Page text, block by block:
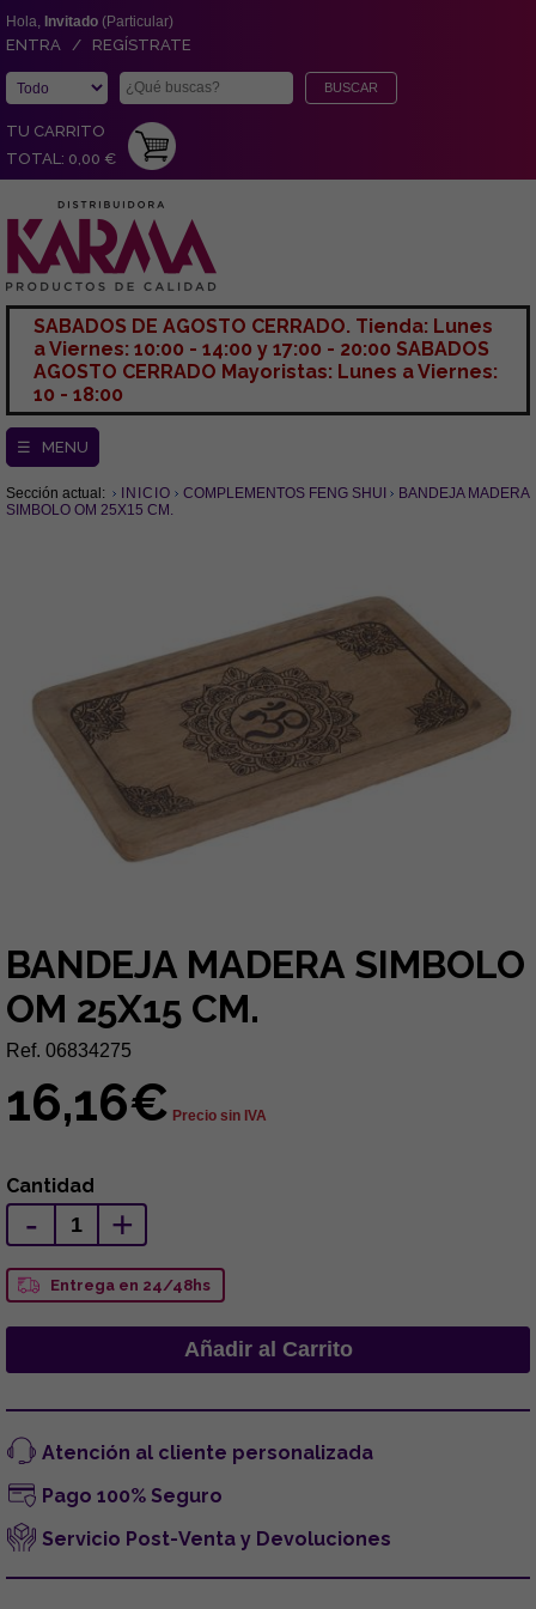
Hola, Invitado (Particular)
ENTRA / REGÍSTRATE
TU CARRITO
TOTAL: 0,00 €
SABADOS DE AGOSTO CERRADO. Tienda: Lunes
a Viernes: 10:00 - 14:00 y 17:00 - 20:00 SABADOS
AGOSTO CERRADO Mayoristas: Lunes a Viernes:
10 - 18:00
☰ MENU
Sección actual: INICIO COMPLEMENTOS FENG SHUI
BANDEJA MADERA
SIMBOLO OM 25X15 CM.
BANDEJA MADERA SIMBOLO
OM 25X15 CM.
Ref. 06834275
16,16€ Precio sin IVA
Cantidad
- +
Entrega en 24/48hs
Atención al cliente personalizada
Pago 100% Seguro
Servicio Post-Venta y Devoluciones